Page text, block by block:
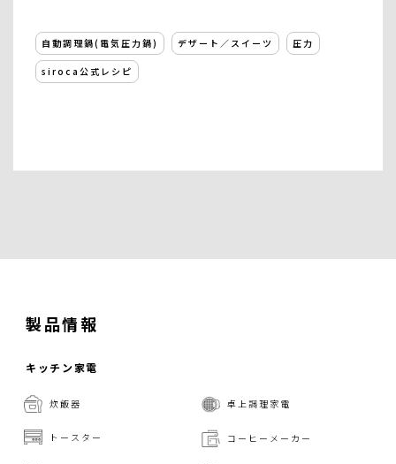
自動調理鍋(電気圧力鍋) デザート／スイーツ 圧力
siroca公式レシピ
製品情報
キッチン家電
炊飯器 卓上調理家電
トースター コーヒーメーカー